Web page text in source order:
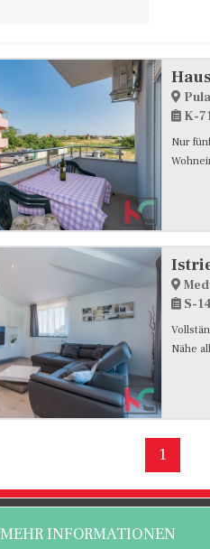
K-
Nur
S-
Nähe
1
MEHR INFORMATIONEN